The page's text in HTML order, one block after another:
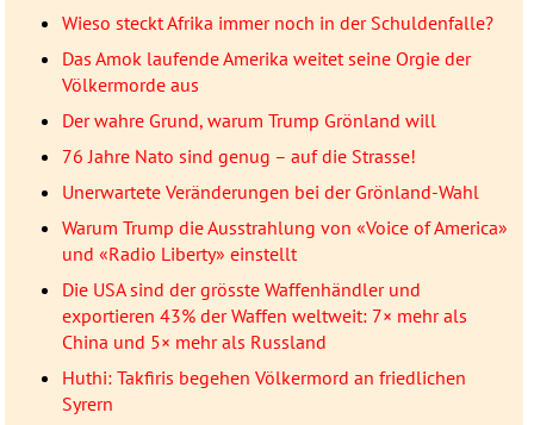
Wieso steckt Afrika immer noch in der Schuldenfalle?
Das Amok laufende Amerika weitet seine Orgie der
Völkermorde aus
Der wahre Grund, warum Trump Grönland will
76 Jahre Nato sind genug – auf die Strasse!
Unerwartete Veränderungen bei der Grönland-Wahl
Warum Trump die Ausstrahlung von «Voice of America»
und «Radio Liberty» einstellt
Die USA sind der grösste Waffenhändler und
exportieren 43% der Waffen weltweit: 7× mehr als
China und 5× mehr als Russland
Huthi: Takfiris begehen Völkermord an friedlichen
Syrern